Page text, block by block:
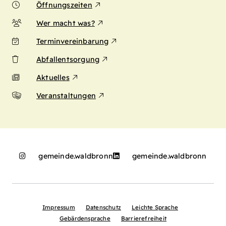
Öffnungszeiten
Wer macht was?
Terminvereinbarung
Abfallentsorgung
Aktuelles
Veranstaltungen
gemeinde.waldbronn gemeinde.waldbronn
Impressum Datenschutz
Leichte Sprache
Gebärdensprache
Barrierefreiheit